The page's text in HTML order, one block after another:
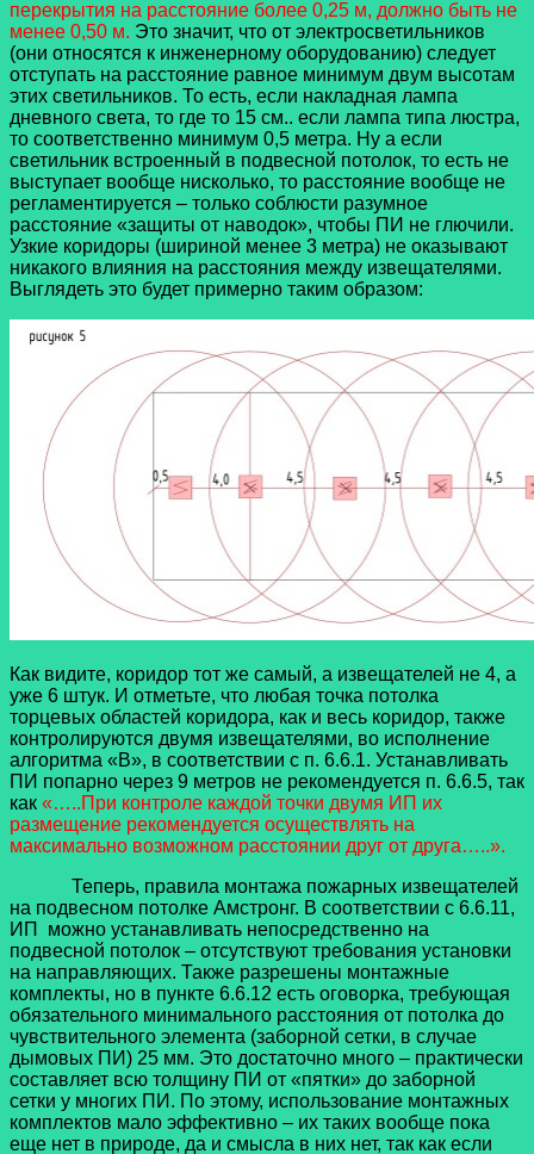
перекрытия на расстояние более 0,25 м, должно быть не
менее 0,50 м. Это значит, что от электросветильников
(они относятся к инженерному оборудованию) следует
отступать на расстояние равное минимум двум высотам
этих светильников. То есть, если накладная лампа
дневного света, то где то 15 см.. если лампа типа люстра,
то соответственно минимум 0,5 метра. Ну а если
светильник встроенный в подвесной потолок, то есть не
выступает вообще нисколько, то расстояние вообще не
регламентируется – только соблюсти разумное
расстояние «защиты от наводок», чтобы ПИ не глючили.
Узкие коридоры (шириной менее 3 метра) не оказывают
никакого влияния на расстояния между извещателями.
Выглядеть это будет примерно таким образом:
Как видите, коридор тот же самый, а извещателей не 4, а
уже 6 штук. И отметьте, что любая точка потолка
торцевых областей коридора, как и весь коридор, также
контролируются двумя извещателями, во исполнение
алгоритма «В», в соответствии с п. 6.6.1. Устанавливать
ПИ попарно через 9 метров не рекомендуется п. 6.6.5, так
как «…..При контроле каждой точки двумя ИП их
размещение рекомендуется осуществлять на
максимально возможном расстоянии друг от друга…..».
Теперь, правила монтажа пожарных извещателей
на подвесном потолке Амстронг. В соответствии с 6.6.11,
ИП можно устанавливать непосредственно на
подвесной потолок – отсутствуют требования установки
на направляющих. Также разрешены монтажные
комплекты, но в пункте 6.6.12 есть оговорка, требующая
обязательного минимального расстояния от потолка до
чувствительного элемента (заборной сетки, в случае
дымовых ПИ) 25 мм. Это достаточно много – практически
составляет всю толщину ПИ от «пятки» до заборной
сетки у многих ПИ. По этому, использование монтажных
комплектов мало эффективно – их таких вообще пока
еще нет в природе, да и смысла в них нет, так как если